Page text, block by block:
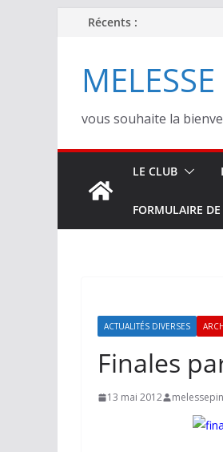
PasserRécents :
vous souhaite la
LE CLUB
FORMULAIRE
ACTUALITÉS DIVERSES
Finales
13 mai 2012